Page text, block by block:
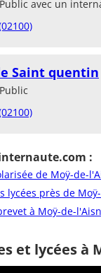
avec un
Saint quentin
:
de Moÿ-de-
lycées près de
à Moÿ-de-
et lycées à